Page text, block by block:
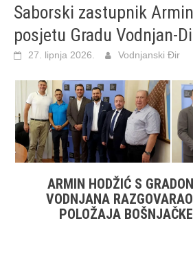
Saborski zastupnik
posjetu Gradu Vodnjan-
27. lipnja 2026. Vodnjanski Đir
ARMIN HODŽIĆ S
VODNJANA
POLOŽAJA